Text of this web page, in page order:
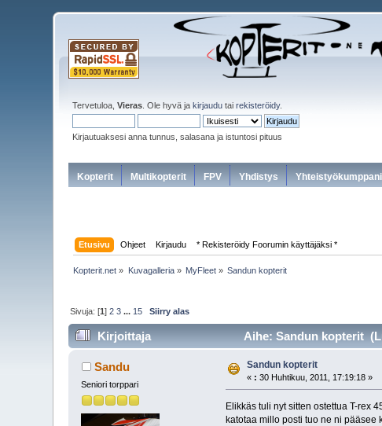
Tervetuloa,Vieras . Ole hyvä jakirjaudu tairekisteröidy.
Kirjautuaksesi anna tunnus, salasana ja istuntosi pituus
Kopterit Multikopterit FPV Yhdistys
Etusivu Ohjeet Kirjaudu * Rekisteröidy Foorumin käyttäjäksi *
Kopterit.net » Kuvagalleria» MyFleet » Sandun kopterit
Sivuja: [1]2 3 ... 15 Siirry alas
Kirjoittaja Aihe: Sandun kopterit
Sandu
Seniori torppari
Sandun kopterit
« : 30 Huhtikuu, 2011, 17:19:18 »
Elikkäs tuli nyt sitten ostettua T-rex
katotaa millo posti tuo ne ni pääsee